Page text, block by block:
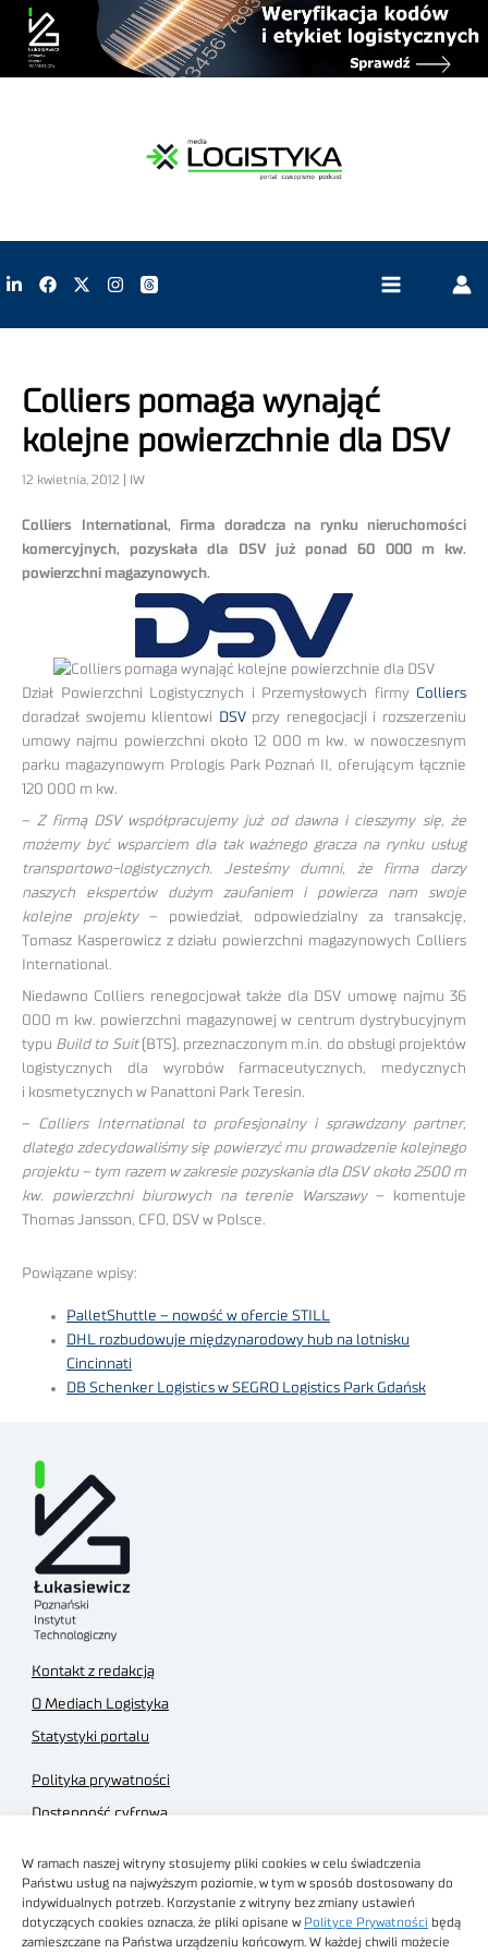
W ramach naszej witryny stosujemy pliki cookies w celu świadczenia
Państwu usług na najwyższym poziomie, w tym w sposób dostosowany do
indywidualnych potrzeb. Korzystanie z witryny bez zmiany ustawień
dotyczących cookies oznacza, że pliki opisane w Polityce Prywatności będą
zamieszczane na Państwa urządzeniu końcowym. W każdej chwili możecie
Colliers pomaga wynająć
kolejne powierzchnie dla DSV
12 kwietnia, 2012 | IW
Colliers International, firma doradcza na rynku nieruchomości
komercyjnych, pozyskała dla DSV już ponad 60 000 m kw.
powierzchni magazynowych.
Dział Powierzchni Logistycznych i Przemysłowych firmy Colliers
doradzał swojemu klientowi
DSVprzy renegocjacji i rozszerzeniu
umowy najmu powierzchni około 12 000 m kw. w nowoczesnym
parku magazynowym Prologis Park Poznań II, oferującym łącznie
120 000 m kw.
–Z firmą DSV współpracujemy już od dawna i cieszymy się, że
możemy być wsparciem dla tak ważnego gracza na rynku usług
transportowo-logistycznych. Jesteśmy dumni, że firma darzy
naszych ekspertów dużym zaufaniem i powierza nam swoje
kolejne projekty– powiedział, odpowiedzialny za transakcję,
Tomasz Kasperowicz z działu powierzchni magazynowych Colliers
International.
Niedawno Colliers renegocjował także dla DSV umowę najmu 36
000 m kw. powierzchni magazynowej w centrum dystrybucyjnym
typu Build to Suit(BTS), przeznaczonym m.in. do obsługi projektów
logistycznych dla wyrobów farmaceutycznych, medycznych
i kosmetycznych w Panattoni Park Teresin.
– Colliers International to profesjonalny i sprawdzony partner,
dlatego zdecydowaliśmy się powierzyć mu prowadzenie kolejnego
projektu – tym razem w zakresie pozyskania dla DSV około 2500 m
kw. powierzchni biurowych na terenie Warszawy– komentuje
Thomas Jansson, CFO, DSV w Polsce.
Powiązane wpisy:
PalletShuttle – nowość w ofercie STILL
DHL rozbudowuje międzynarodowy hub na lotnisku
Cincinnati
DB Schenker Logistics w SEGRO Logistics Park Gdańsk
Kontakt z redakcją
O Mediach Logistyka
Statystyki portalu
Polityka prywatności
Dostępność cyfrowa
Regulamin sklepu